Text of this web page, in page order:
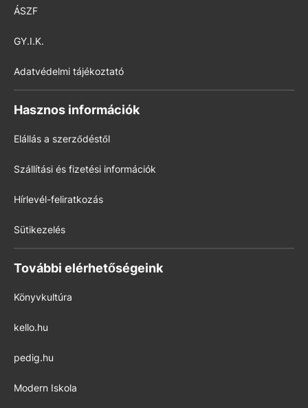
ÁSZF
GY.I.K.
Adatvédelmi tájékoztató
Hasznos információk
Elállás a szerződéstől
Szállítási és fizetési információk
Hírlevél-feliratkozás
Sütikezelés
További elérhetőségeink
Könyvkultúra
kello.hu
pedig.hu
Modern Iskola